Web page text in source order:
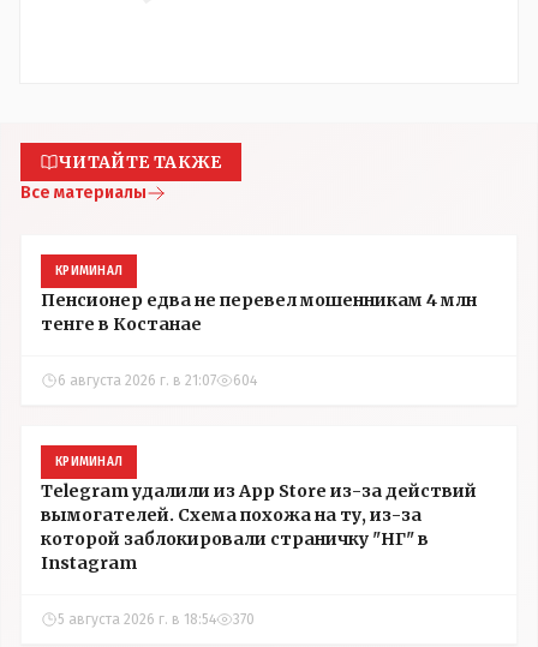
ЧИТАЙТЕ ТАКЖЕ
Все материалы
КРИМИНАЛ
Пенсионер едва не перевел мошенникам 4 млн
тенге в Костанае
6 августа 2026 г. в 21:07 604
КРИМИНАЛ
Telegram удалили из App Store из-за действий
вымогателей. Схема похожа на ту, из-за
которой заблокировали страничку "НГ" в
Instagram
5 августа 2026 г. в 18:54 370